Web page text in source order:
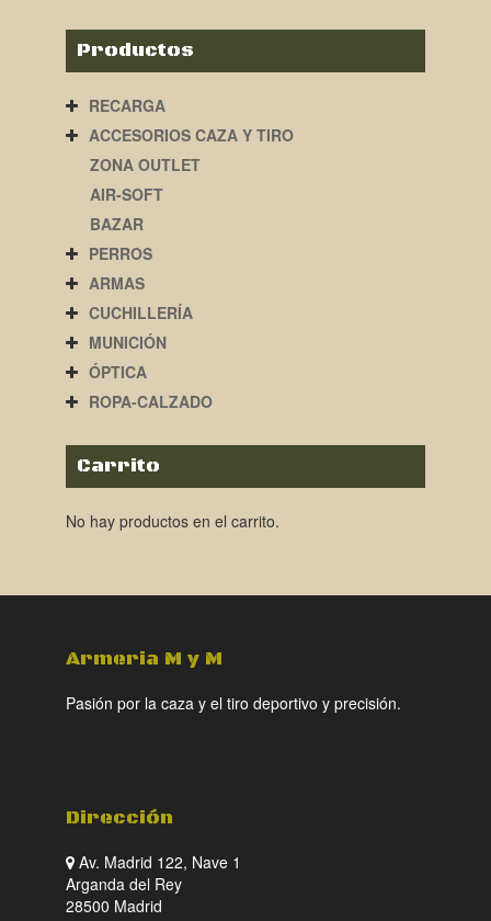
Productos
RECARGA
ACCESORIOS CAZA Y TIRO
ZONA OUTLET
AIR-SOFT
BAZAR
PERROS
ARMAS
CUCHILLERÍA
MUNICIÓN
ÓPTICA
ROPA-CALZADO
Carrito
No hay productos en el carrito.
Armeria M y M
Pasión por la caza y el tiro deportivo y precisión.
Dirección
Av. Madrid 122, Nave 1
Arganda del Rey
28500 Madrid